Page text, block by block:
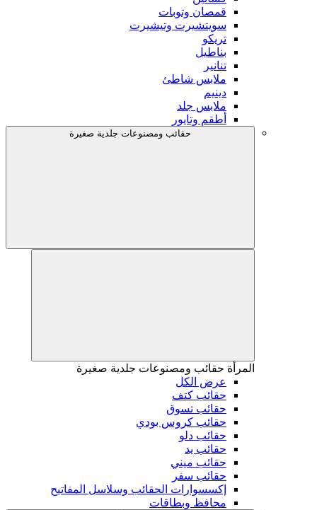
قمصان وتوبات
سويتشيرت وتيشيرت
تريكو
بناطيل
تنانير
ملابس شاطئ
دينيم
ملابس جلد
أطقم وتايور
حقائب ومصنوعات جلدية صغيرة
المرأة حقائب ومصنوعات جلدية صغيرة
عرض الكل
حقائب كتف
حقائب تسوق
حقائب كروس بودي
حقائب دلو
حقائب يد
حقائب ميني
حقائب سفر
إكسسوارات الحقائب وسلاسل المفاتيح
محافظ وبطاقات